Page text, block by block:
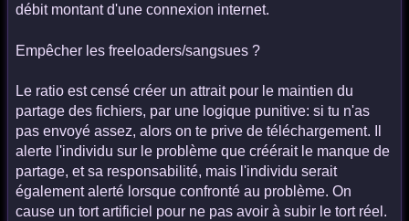
débit montant d'une connexion internet.
Empêcher les freeloaders/sangsues ?
Le ratio est censé créer un attrait pour le maintien du
partage des fichiers, par une logique punitive: si tu n'as
pas envoyé assez, alors on te prive de téléchargement. Il
alerte l'individu sur le problème que créérait le manque de
partage, et sa responsabilité, mais l'individu serait
également alerté lorsque confronté au problème. On
cause un tort artificiel pour ne pas avoir à subir le tort réel.